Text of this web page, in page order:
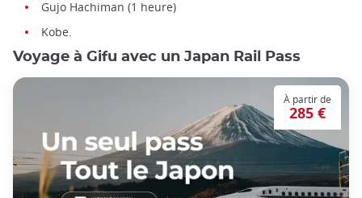
Gujo Hachiman (1 heure)
Kobe.
Voyage à Gifu avec un Japan Rail Pass
À partir de
285 €